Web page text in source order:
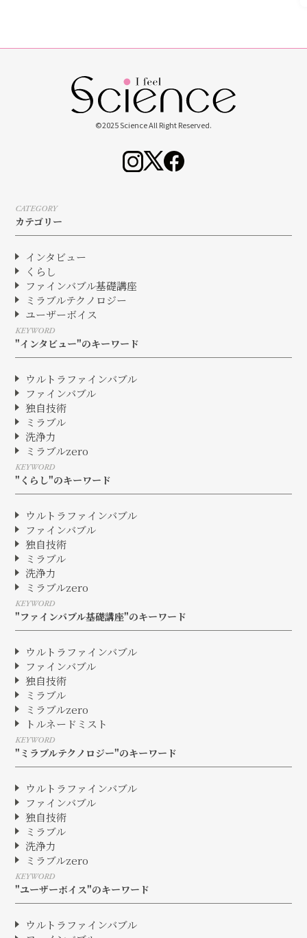
©2025 Science All Right Reserved.
CATEGORY
カテゴリー
インタビュー
くらし
ファインバブル基礎講座
ミラブルテクノロジー
ユーザーボイス
KEYWORD
"インタビュー"のキーワード
ウルトラファインバブル
ファインバブル
独自技術
ミラブル
洗浄力
ミラブルzero
KEYWORD
"くらし"のキーワード
ウルトラファインバブル
ファインバブル
独自技術
ミラブル
洗浄力
ミラブルzero
KEYWORD
"ファインバブル基礎講座"のキーワード
ウルトラファインバブル
ファインバブル
独自技術
ミラブル
ミラブルzero
トルネードミスト
KEYWORD
"ミラブルテクノロジー"のキーワード
ウルトラファインバブル
ファインバブル
独自技術
ミラブル
洗浄力
ミラブルzero
KEYWORD
"ユーザーボイス"のキーワード
ウルトラファインバブル